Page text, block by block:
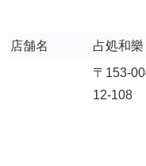
店舗名 占処和樂
〒153-
12-108